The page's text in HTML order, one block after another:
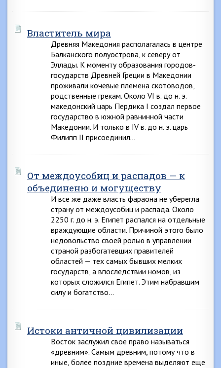
Властитель мира
Древняя Македония располагалась в центре
Балканского полуострова, к северу от
Эллады. К моменту образования городов-
государств Древней Греции в Македонии
проживали кочевые племена скотоводов,
родственные грекам. Около VI в. до н. э.
македонский царь Пердика I создал первое
государство в южной равнинной части
Македонии. И только в IV в. до н. э. царь
Филипп II присоединил…
От междоусобиц и распадов — к
объединеню и могуществу
И все же даже власть фараона не уберегла
страну от междоусобиц и распада. Около
2250 г. до н. э. Египет распался на отдельные
враждующие области. Причиной этого было
недовольство своей ролью в управлении
страной разбогатевших правителей
областей — тех самых бывших мелких
государств, а впоследствии номов, из
которых сложился Египет. Этим набравшим
силу и богатство…
Истоки античной цивилизации
Восток заслужил свое право называться
«древним». Самым древним, потому что в
иные, более поздние времена выделяют еще